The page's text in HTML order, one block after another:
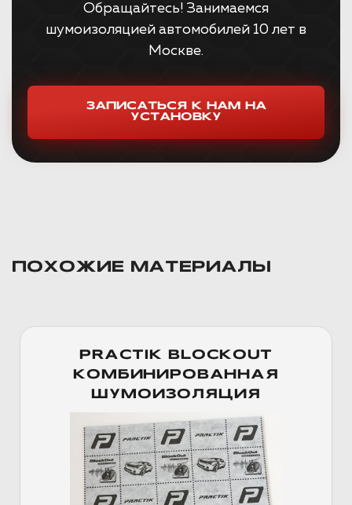
Обращайтесь! Занимаемся
шумоизоляцией автомобилей 10 лет в
Москве.
ЗАПИСАТЬСЯ К НАМ НА
УСТАНОВКУ
ПОХОЖИЕ МАТЕРИАЛЫ
PRACTIK BLOCKOUT
КОМБИНИРОВАННАЯ
ШУМОИЗОЛЯЦИЯ